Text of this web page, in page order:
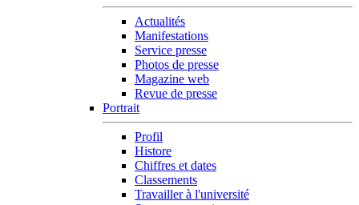
Actualités
Manifestations
Service presse
Photos de presse
Magazine web
Revue de presse
Portrait
Profil
Histore
Chiffres et dates
Classements
Travailler à l'université